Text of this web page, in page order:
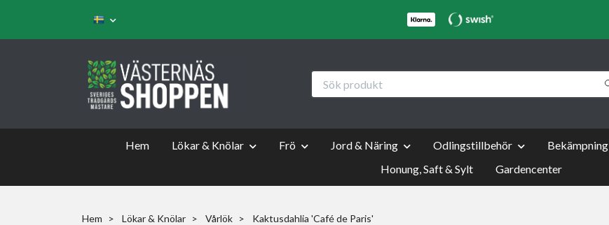
Hem Lökar & Knölar Frö Jord & Näring Odlingstillbehör Bekämpning
Honung, Saft & Sylt
Gardencenter
Hem Lökar & Knölar Vårlök Kaktusdahlia 'Café de Paris'